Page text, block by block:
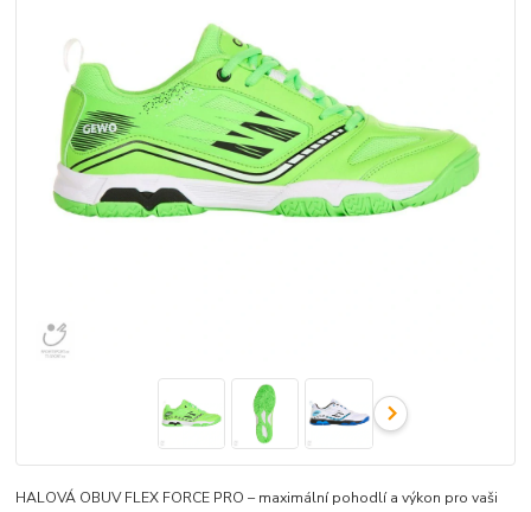
HALOVÁ OBUV FLEX FORCE PRO – maximální pohodlí a výkon pro vaši